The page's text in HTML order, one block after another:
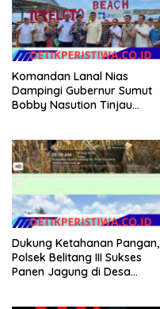
Komandan Lanal Nias
Dampingi Gubernur Sumut
Bobby Nasution Tinjau
Nias Utara
Dukung Ketahanan Pangan,
Polsek Belitang III Sukses
Panen Jagung di Desa